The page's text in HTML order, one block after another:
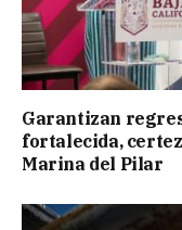
Garantizan
fortalecida,
Marina del Pilar